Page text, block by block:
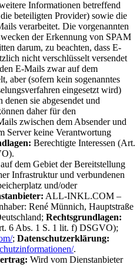
Informationen betreffend
beteiligten Provider) sowie die
verarbeitet. Die vorgenannten
der Erkennung von SPAM
darum, zu beachten, dass E-
nicht verschlüsselt versendet
E-Mails zwar auf dem
aber (sofern kein sogenanntes
eingesetzt wird)
sie abgesendet und
daher für den
zwischen dem Absender und
Server keine Verantwortung
Berechtigte Interessen (Art.
dem Gebiet der Bereitstellung
Infrastruktur und verbundenen
und/oder
ALL-INKL.COM –
René Münnich, Hauptstraße
Rechtsgrundlagen:
6 Abs. 1 S. 1 lit. f) DSGVO);
; Datenschutzerklärung:
.
Wird vom Dienstanbieter